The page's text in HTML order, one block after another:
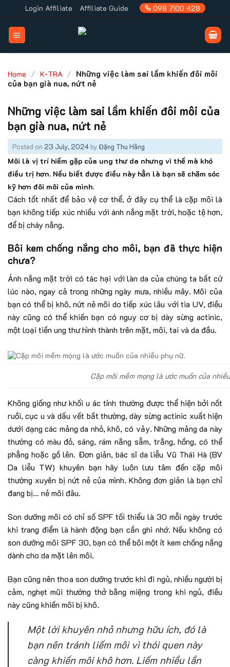
to
content
Login Affiliate Affiliate Guide 098 7100 428
Home / K-TRA / Những việc làm sai lầm khiến đôi môi
của bạn già nua, nứt nẻ
Những việc làm sai lầm khiến đôi môi của
bạn già nua, nứt nẻ
Posted on 23 July, 2024 byĐặng Thu Hằng
Môi là vị trí hiếm gặp của ung thư da nhưng vì thế mà khó
điều trị hơn. Nếu biết được điều này hẳn là bạn sẽ chăm sóc
kỹ hơn đôi môi của mình.
Cách tốt nhất để bảo vệ cơ thể, ở đây cụ thể là cặp môi là
bạn không tiếp xúc nhiều với ánh nắng mặt trời, hoặc tệ hơn,
để bị cháy nắng.
Bôi kem chống nắng cho môi, bạn đã thực hiện
chưa?
Ánh nắng mặt trời có tác hại với làn da của chúng ta bất cứ
lúc nào, ngay cả trong những ngày mưa, nhiều mây. Môi của
bạn có thể bị khô, nứt nẻ môi do tiếp xúc lâu với tia UV, điều
này cũng có thể khiến bạn có nguy cơ bị dày sừng actinic,
một loại tiền ung thư hình thành trên mặt, môi, tai và da đầu.
Cặp môi mềm mọng là ước muốn của
Không giống như khối u ác tính thường được thể hiện bởi nốt
ruồi, cục u và dấu vết bất thường, dày sừng actinic xuất hiện
dưới dạng các mảng da nhỏ, khô, có vảy. Những mảng da này
thường có màu đỏ, sáng, rám nắng sẫm, trắng, hồng, có thể
phẳng hoặc gồ lên. Đơn giản, bác sĩ da liễu Vũ Thái Hà (BV
Da liễu TW) khuyên bạn hãy luôn lưu tâm đến cặp môi
thường xuyên bị nứt nẻ của mình. Không đơn giản là bạn chỉ
đang bị… nẻ môi đâu.
Son dưỡng môi có chỉ số SPF tối thiểu là 30 mỗi ngày trước
khi trang điểm là hành động bạn cần ghi nhớ. Nếu không có
son dưỡng môi SPF 30, bạn có thể bôi một ít kem chống nắng
dành cho da mặt lên môi.
Bạn cũng nên thoa son dưỡng trước khi đi ngủ, nhiều người bị
cảm, nghẹt mũi thường thở bằng miệng trong khi ngủ, điều
này cũng khiến môi bị khô.
Một lời khuyên nhỏ nhưng hữu ích, đó là
bạn nên tránh liếm môi vì thói quen này
càng khiến môi khô hơn. Liếm nhiều lần